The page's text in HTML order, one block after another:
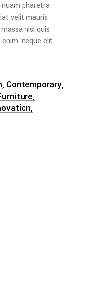
pharetra,
velit mauris
nisl quis
neque elit.
Contemporary